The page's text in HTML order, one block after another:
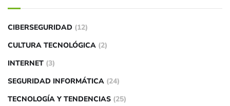
CIBERSEGURIDAD (12)
CULTURA TECNOLÓGICA (2)
INTERNET (3)
SEGURIDAD INFORMÁTICA (24)
TECNOLOGÍA Y TENDENCIAS (25)